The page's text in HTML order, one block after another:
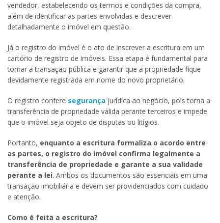
vendedor, estabelecendo os termos e condições da compra,
além de identificar as partes envolvidas e descrever
detalhadamente o imóvel em questão.
Já o registro do imóvel é o ato de inscrever a escritura em um
cartório de registro de imóveis. Essa etapa é fundamental para
tornar a transação pública e garantir que a propriedade fique
devidamente registrada em nome do novo proprietário.
O registro confere segurança jurídica ao negócio, pois torna a
transferência de propriedade válida perante terceiros e impede
que o imóvel seja objeto de disputas ou litígios.
Portanto, enquanto a escritura formaliza o acordo entre
as partes, o registro do imóvel confirma legalmente a
transferência de propriedade e garante a sua validade
perante a lei. Ambos os documentos são essenciais em uma
transação imobiliária e devem ser providenciados com cuidado
e atenção.
Como é feita a escritura?